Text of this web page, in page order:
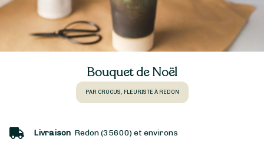
Bouquet de Noël
PAR CROCUS, FLEURISTE À REDON
Livraison Redon (35600) et environs